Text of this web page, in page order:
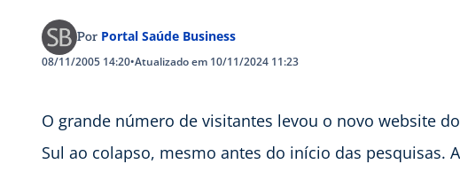
Por Portal Saúde Business
08/11/2005 14:20•Atualizado em 10/11/2024 11:23
O grande número de visitantes levou o novo website
Sul ao colapso, mesmo antes do início das pesquisas.